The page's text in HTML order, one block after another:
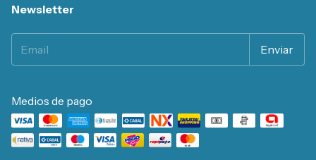
Newsletter
Medios de pago